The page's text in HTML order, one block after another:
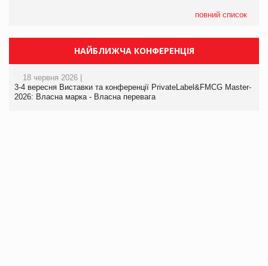
повний список
НАЙБЛИЖЧА КОНФЕРЕНЦІЯ
18 червня 2026 |
3-4 вересня Виставки та конференції PrivateLabel&FMCG Master-
2026: Власна марка - Власна перевага